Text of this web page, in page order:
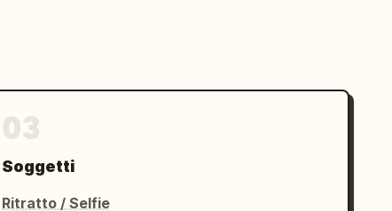
Soggetti
Ritratto / Selfie